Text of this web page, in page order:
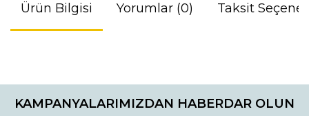
Ürün Bilgisi Yorumlar (0) Taksit
konularda yetersiz gördüğünüz noktaları öneri formunu
Görüş ve önerileriniz için teşekkür ederiz.
KAMPANYALARIMIZDAN HABERDAR OLUN